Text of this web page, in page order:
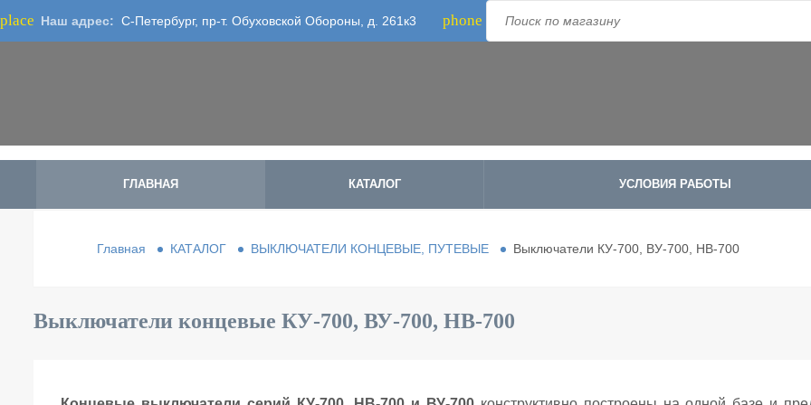
place Наш адрес: С-Петербург, пр-т. Обуховской Обороны, д. 261к3 phone Телефон: 8-800-500-1973
ГЛАВНАЯ КАТАЛОГ УСЛОВИЯ РАБОТЫ
Главная КАТАЛОГ ВЫКЛЮЧАТЕЛИ КОНЦЕВЫЕ, ПУТЕВЫЕ Выключатели КУ-700, ВУ-700, НВ-700
Выключатели концевые КУ-700, ВУ-700, НВ-700